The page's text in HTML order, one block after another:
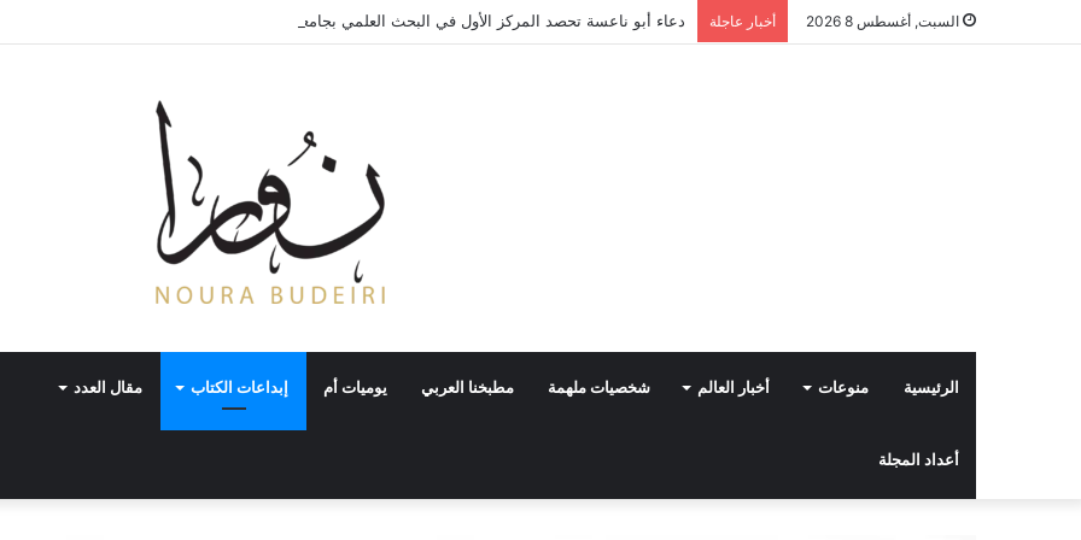
السبت, أغسطس 8 2026 أخبار عاجلة دعاء أبو ناعسة تحصد المركز الأول في البحث العلمي بجامعة «مونستر» الألمانية
الرئيسية منوعات أخبار العالم شخصيات ملهمة مطبخنا العربي يوميات أم إبداعات الكتاب مقال العدد
أعداد المجلة